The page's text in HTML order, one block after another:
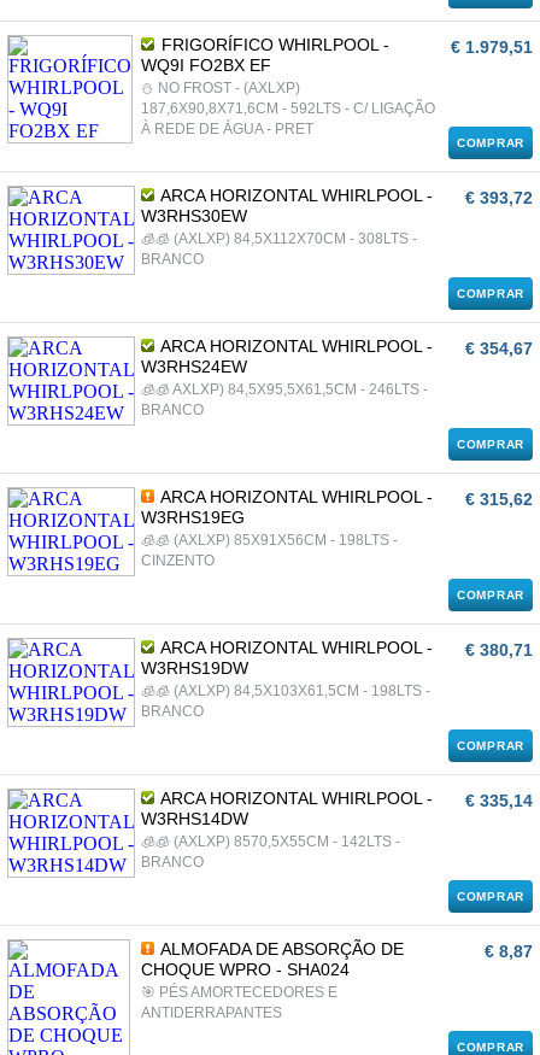
FRIGORÍFICO WHIRLPOOL -
WQ9I FO2BX EF
⛄ NO FROST - (AXLXP)
187,6X90,8X71,6CM - 592LTS - C/ LIGAÇÃO
À REDE DE ÁGUA - PRET
€ 1.979,51
COMPRAR
ARCA HORIZONTAL WHIRLPOOL -
W3RHS30EW
🧊🧊 (AXLXP) 84,5X112X70CM - 308LTS -
BRANCO
€ 393,72
COMPRAR
ARCA HORIZONTAL WHIRLPOOL -
W3RHS24EW
🧊🧊 AXLXP) 84,5X95,5X61,5CM - 246LTS -
BRANCO
€ 354,67
COMPRAR
ARCA HORIZONTAL WHIRLPOOL -
W3RHS19EG
🧊🧊 (AXLXP) 85X91X56CM - 198LTS -
CINZENTO
€ 315,62
COMPRAR
ARCA HORIZONTAL WHIRLPOOL -
W3RHS19DW
🧊🧊 (AXLXP) 84,5X103X61,5CM - 198LTS -
BRANCO
€ 380,71
COMPRAR
ARCA HORIZONTAL WHIRLPOOL -
W3RHS14DW
🧊🧊 (AXLXP) 8570,5X55CM - 142LTS -
BRANCO
€ 335,14
COMPRAR
ALMOFADA DE ABSORÇÃO DE
CHOQUE WPRO - SHA024
🎯 PÉS AMORTECEDORES E
ANTIDERRAPANTES
€ 8,87
COMPRAR